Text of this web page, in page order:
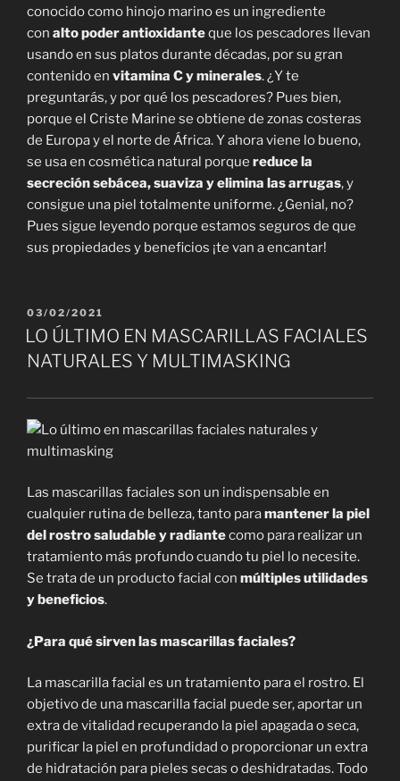
conocido como hinojo marino es un ingrediente
con alto poder antioxidanteque los pescadores llevan
usando en sus platos durante décadas, por su gran
contenido en vitamina C y minerales. ¿Y te
preguntarás, y por qué los pescadores? Pues bien,
porque el Criste Marine se obtiene de zonas costeras
de Europa y el norte de África. Y ahora viene lo bueno,
se usa en cosmética natural porque reduce la
secreción sebácea, suaviza y elimina las arrugas, y
consigue una piel totalmente uniforme. ¿Genial, no?
Pues sigue leyendo porque estamos seguros de que
sus propiedades y beneficios ¡te van a encantar!
PUBLICADO
EL
03/02/2021
LO ÚLTIMO EN MASCARILLAS FACIALES
NATURALES Y MULTIMASKING
Las mascarillas faciales son un indispensable en
cualquier rutina de belleza, tanto paramantener la piel
del rostro saludabley radiantecomo para realizar un
tratamiento más profundo cuando tu piel lo necesite.
Se trata de un producto facial con múltiples utilidades
y beneficios.
¿Para qué sirven las mascarillas faciales?
La mascarilla facial es un tratamiento para el rostro. El
objetivo de una mascarilla facial puede ser, aportar un
extra de vitalidad recuperando la piel apagada o seca,
purificar la piel en profundidad o proporcionar un extra
de hidratación para pieles secas o deshidratadas. Todo